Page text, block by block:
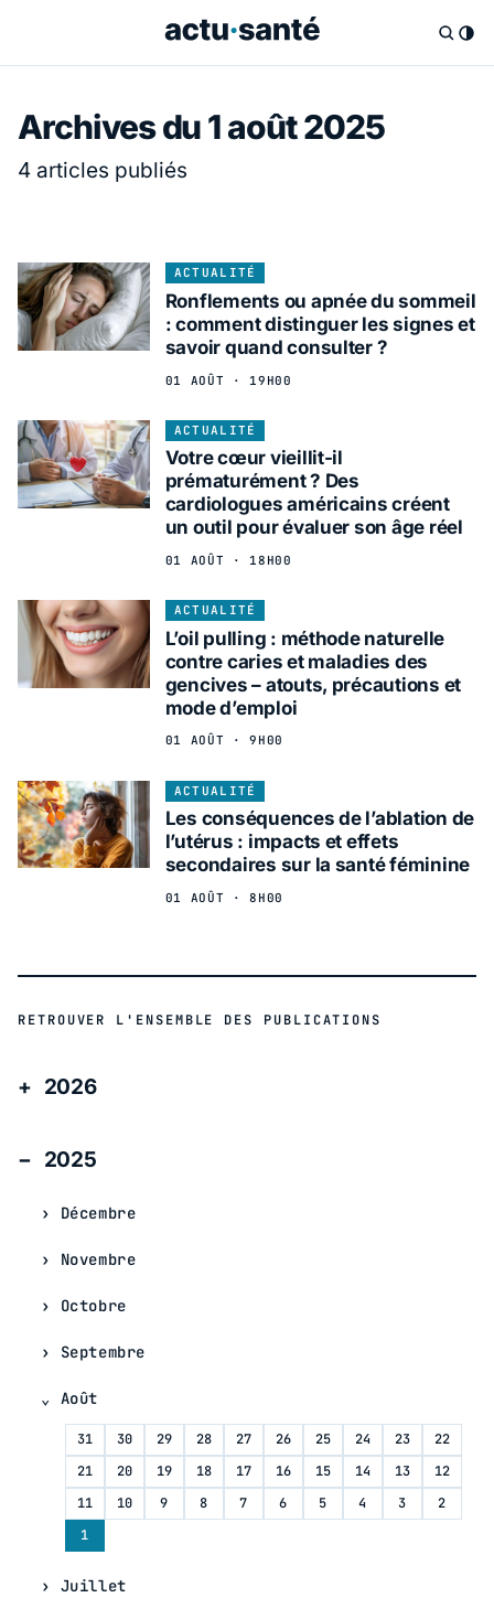
Archives du 1 août 2025
4 articles publiés
ACTUALITÉ
Ronflements ou apnée du sommeil
: comment distinguer les signes et
savoir quand consulter ?
01 AOÛT · 19H00
ACTUALITÉ
Votre cœur vieillit-il
prématurément ? Des
cardiologues américains créent
un outil pour évaluer son âge réel
01 AOÛT · 18H00
ACTUALITÉ
L’oil pulling : méthode naturelle
contre caries et maladies des
gencives – atouts, précautions et
mode d’emploi
01 AOÛT · 9H00
ACTUALITÉ
Les conséquences de l’ablation de
l’utérus : impacts et effets
secondaires sur la santé féminine
01 AOÛT · 8H00
RETROUVER L'ENSEMBLE DES PUBLICATIONS
2026
2025
Décembre
Novembre
Octobre
Septembre
Août
31 30 29 28 27 26 25 24 23
22
21
20 19 18 17 16 15 14 13
12
11
10 9 8 7 6 5 4 3
2
1
Juillet